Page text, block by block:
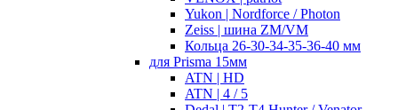
Yukon | Nordforce / Photon
Zeiss | шина ZM/VM
Кольца 26-30-34-35-36-40 мм
для Prisma 15мм
ATN | HD
ATN | 4 / 5